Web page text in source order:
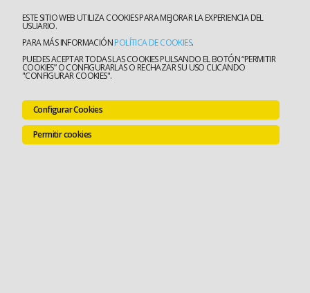
ESTE SITIO WEB UTILIZA COOKIES PARA MEJORAR LA EXPERIENCIA DEL
USUARIO.
PARA MÁS INFORMACIÓNPOLÍTICA DE COOKIES.
PUEDES ACEPTAR TODAS LAS COOKIES PULSANDO EL BOTÓN “PERMITIR
COOKIES” O CONFIGURARLAS O RECHAZAR SU USO CLICANDO
"CONFIGURAR COOKIES".
Configurar Cookies
Permitir cookies